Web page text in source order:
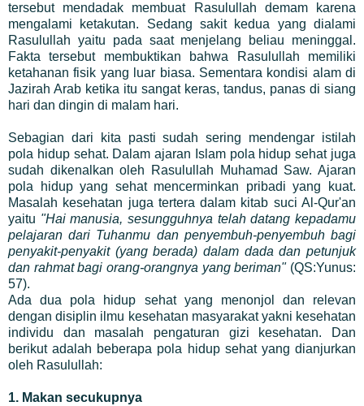
tersebut mendadak membuat Rasulullah demam karena
mengalami ketakutan. Sedang sakit kedua yang dialami
Rasulullah yaitu pada saat menjelang beliau meninggal.
Fakta tersebut membuktikan bahwa Rasulullah memiliki
ketahanan fisik yang luar biasa. Sementara kondisi alam di
Jazirah Arab ketika itu sangat keras, tandus, panas di siang
hari dan dingin di malam hari.
Sebagian dari kita pasti sudah sering mendengar istilah
pola hidup sehat. Dalam ajaran Islam pola hidup sehat juga
sudah dikenalkan oleh Rasulullah Muhamad Saw. Ajaran
pola hidup yang sehat mencerminkan pribadi yang kuat.
Masalah kesehatan juga tertera dalam kitab suci Al-Qur'an
yaitu "Hai manusia, sesungguhnya telah datang kepadamu
pelajaran dari Tuhanmu dan penyembuh-penyembuh bagi
penyakit-penyakit (yang berada) dalam dada dan petunjuk
dan rahmat bagi orang-orangnya yang beriman"(QS:Yunus:
57).
Ada dua pola hidup sehat yang menonjol dan relevan
dengan disiplin ilmu kesehatan masyarakat yakni kesehatan
individu dan masalah pengaturan gizi kesehatan. Dan
berikut adalah beberapa pola hidup sehat yang dianjurkan
oleh Rasulullah:
1. Makan secukupnya